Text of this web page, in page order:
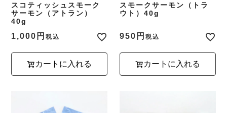
スコティッシュスモーク
サーモン（アトラン）
40g
1,000 税込
カートに入れる
スモークサーモン（トラ
ウト）40g
950 税込
カートに入れる